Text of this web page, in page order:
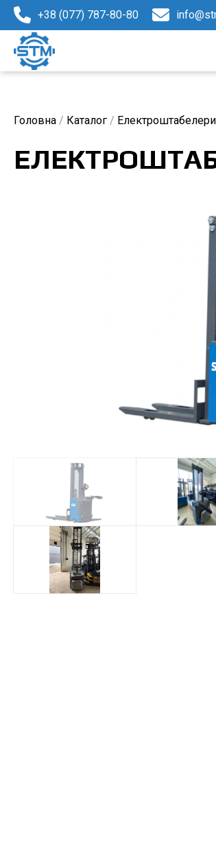
+38 (077) 787-80-80
Головна / Каталог / Електроштабелери